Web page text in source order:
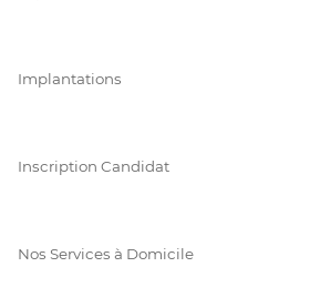
Implantations
Inscription Candidat
Nos Services à Domicile